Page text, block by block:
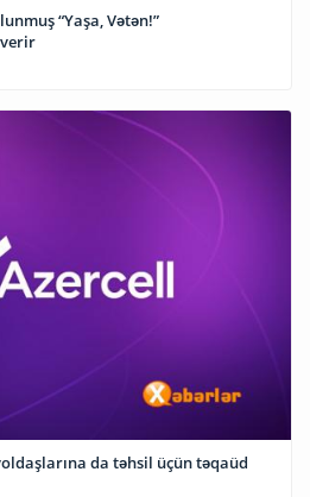
“Yaşa, Vətən!”
da təhsil üçün təqaüd